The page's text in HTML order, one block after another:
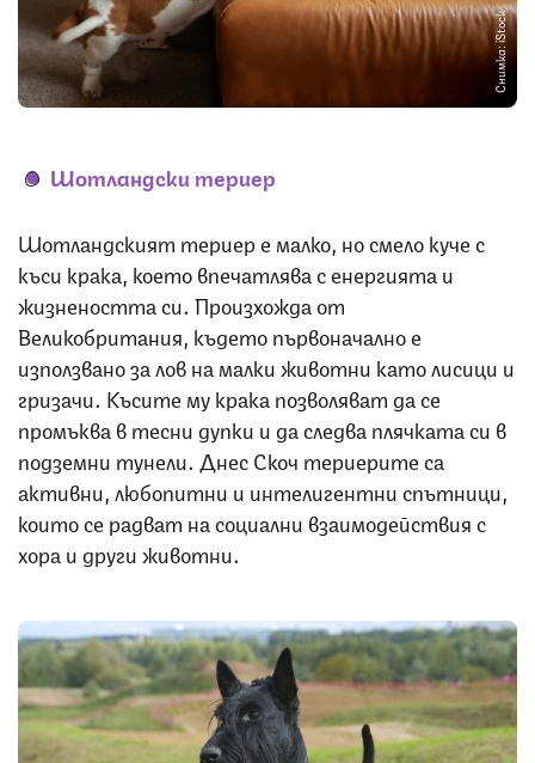
Снимка: iStock
Шотландски териер
Шотландският териер е малко, но смело куче с
къси крака, което впечатлява с енергията и
жизнеността си. Произхожда от
Великобритания, където първоначално е
използвано за лов на малки животни като лисици и
гризачи. Късите му крака позволяват да се
промъква в тесни дупки и да следва плячката си в
подземни тунели. Днес Скоч териерите са
активни, любопитни и интелигентни спътници,
които се радват на социални взаимодействия с
хора и други животни.